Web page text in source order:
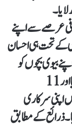
عرصے سے اپنے
کے تحت ہی احسان
سے 10روز قبل اپنے بیوی بچوں کو
اپنے والدین سے ملوانے کے بہانے ساتھ لیا اور11
میں اپنی سرکاری
ذرائع کے مطابق